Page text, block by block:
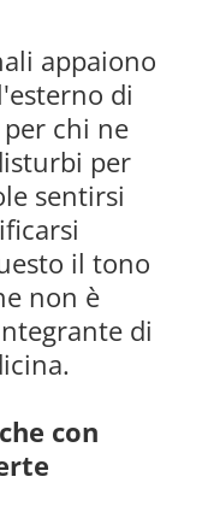
appaiono
di
chi ne
per
sentirsi
il tono
non è
di
con